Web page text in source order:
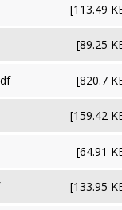
[113.49
[89.25
[820.7
[159.42
[64.91
[133.95